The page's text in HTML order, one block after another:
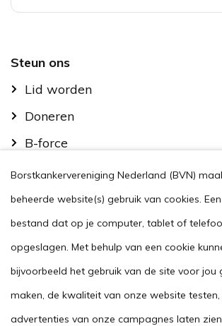
Footer
Steun ons
Lid worden
Doneren
B-force
Kom in actie
Handig
Stel je vraag
Agenda
Voor zorgverleners
This website in another language
Borstkankervereniging Nederland (BVN)
beheerde website(s) gebruik van cookies.
bestand dat op je computer, tablet of
opgeslagen. Met behulp van een cookie
bijvoorbeeld het gebruik van de site voor jou
maken, de kwaliteit van onze website
advertenties van onze campagnes laten